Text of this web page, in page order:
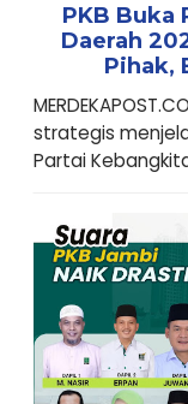
PKB Buka
Daerah
Pihak,
strategis
Partai